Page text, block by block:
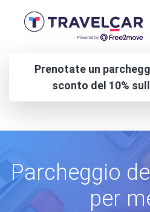
Prenotate un
sconto del 10%
Parcheggio
per